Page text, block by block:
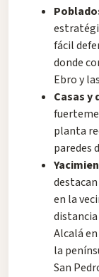
fácil
donde
Ebro y
Casas y
planta
paredes
en la
distancia
Alcalá
la
San